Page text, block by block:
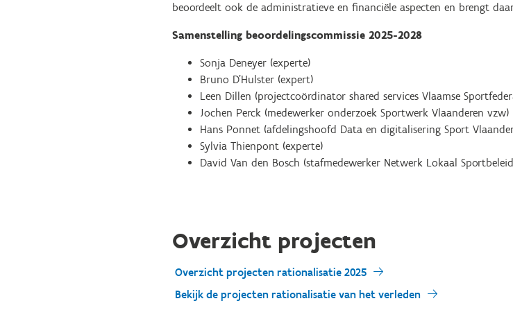
beoordeelt ook de administratieve en financiële aspecten en brengt
Samenstelling beoordelingscommissie 2025-2028
Sonja Deneyer (experte)
Bruno D’Hulster (expert)
Leen Dillen (projectcoördinator shared services Vlaamse
Jochen Perck (medewerker onderzoek Sportwerk Vlaanderen vzw)
Hans Ponnet (afdelingshoofd Data en digitalisering Sport
Sylvia Thienpont (experte)
David Van den Bosch (stafmedewerker Netwerk Lokaal
Overzicht projecten
Overzicht projecten rationalisatie 2025
Bekijk de projecten rationalisatie van het verleden